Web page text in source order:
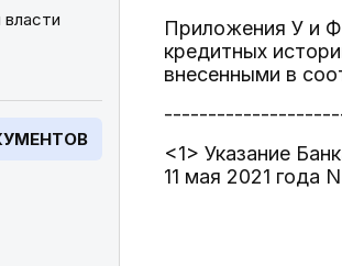
Приложения У и
кредитных
внесенными в
<1> Указание
11 мая 2021 года